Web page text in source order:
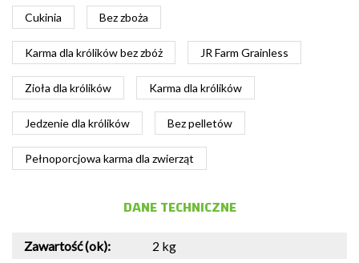
Cukinia Bez zboża
Karma dla królików bez zbóż JR Farm Grainless
Zioła dla królików Karma dla królików
Jedzenie dla królików Bez pelletów
Pełnoporcjowa karma dla zwierząt
DANE TECHNICZNE
Zawartość (ok):
2 kg